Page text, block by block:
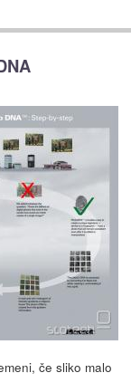
če sliko malo